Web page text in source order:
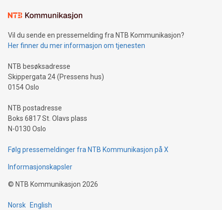
Vil du sende en pressemelding fra NTB Kommunikasjon?
Her finner du mer informasjon om tjenesten
NTB besøksadresse
Skippergata 24 (Pressens hus)
0154 Oslo
NTB postadresse
Boks 6817 St. Olavs plass
N-0130 Oslo
Følg pressemeldinger fra NTB Kommunikasjon på X
Informasjonskapsler
© NTB Kommunikasjon 2026
Norsk English